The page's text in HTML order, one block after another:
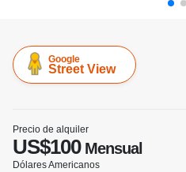
Google
Street View
Precio de alquiler
US$100Mensual
Dólares Americanos